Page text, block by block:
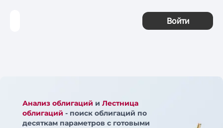
Войти
Анализ облигаций и Лестница
облигаций - поиск облигаций по
десяткам параметров с готовыми